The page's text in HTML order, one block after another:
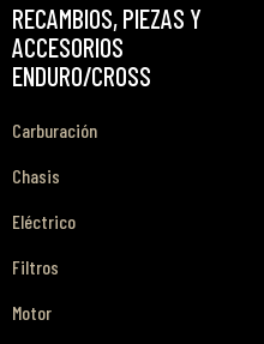
RECAMBIOS, PIEZAS Y
ACCESORIOS
ENDURO/CROSS
Carburación
Chasis
Eléctrico
Filtros
Motor